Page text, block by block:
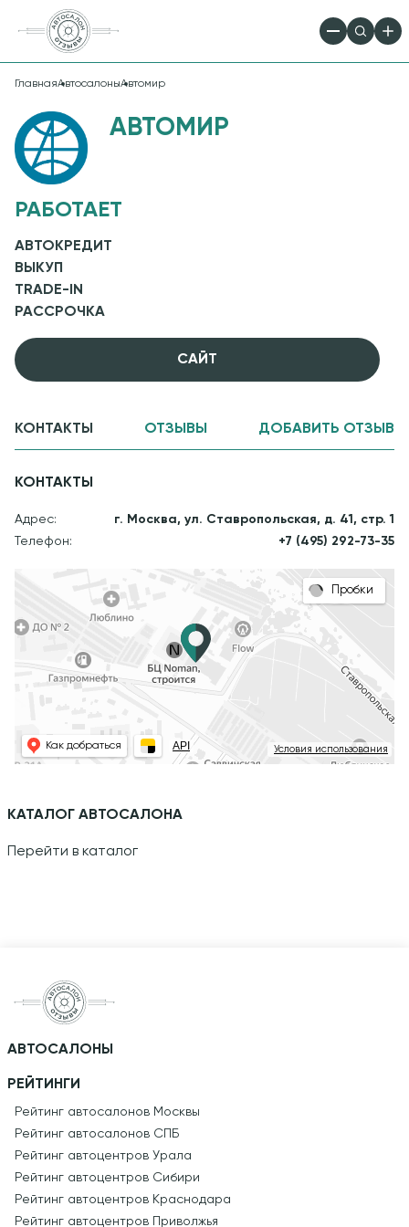
ГлавнаяАвтосалоныАвтомир
АВТОМИР
РАБОТАЕТ
АВТОКРЕДИТ
ВЫКУП
TRADE-IN
РАССРОЧКА
CАЙТ
КОНТАКТЫ ОТЗЫВЫ ДОБАВИТЬ ОТЗЫВ
КОНТАКТЫ
Адрес:
г. Москва, ул. Ставропольская, д. 41, стр. 1
Телефон:
+7 (495) 292-73-35
Условия использования
Как добраться API
Пробки
КАТАЛОГ АВТОСАЛОНА
Перейти в каталог
АВТОСАЛОНЫ
РЕЙТИНГИ
Рейтинг автосалонов Москвы
Рейтинг автосалонов СПБ
Рейтинг автоцентров Урала
Рейтинг автоцентров Сибири
Рейтинг автоцентров Краснодара
Рейтинг автоцентров Приволжья